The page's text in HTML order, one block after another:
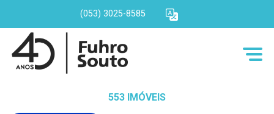
(053) 3025-8585
553 IMÓVEIS